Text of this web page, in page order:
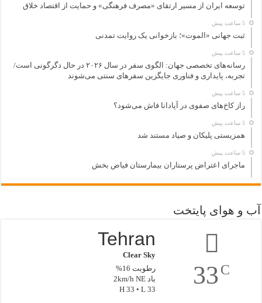
توسعه ایران از مسیر ارتقای «مصرف فرهنگی» و حمایت از اقتصاد خلاق
5 ساعت پیش
ثبت جهانی «الموت»؛ بازخوانی یک روایت تمدنی
5 ساعت پیش
رسانه‌های تخصصی جهان: الگوی سفر در سال ۲۰۲۶ در حال دگرگونی است/
تجربه، پایداری و فناوری جایگزین سفرهای سنتی می‌شوند
5 ساعت پیش
راز کاخ‌های صفوی در آپادانا فاش می‌شود؟
5 ساعت پیش
همزیستی پلیکان و صیاد مستند شد
5 ساعت پیش
ماجرای اعتراض پرستاران بیمارستان فیاض بخش
آب و هوای پایتخت
33C
Tehran
Clear Sky
رطوبت 16%
باد 2km/h NE
H 33 • L 33